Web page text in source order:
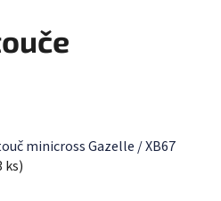
minicross Gazelle / XB67
ks)